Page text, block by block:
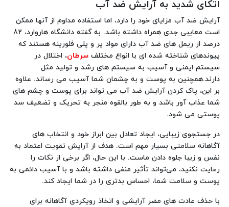
اتکای شدید به آرایش ضد آب
آرایش ضد آب مزایای خود را دارد، اما استفاده مداوم از آنها ممکن
است معایبی جدی همراه داشته باشد. به گفته دانشگاه هاروارد، 82
درصد از ریمل های ضد آب دارای مواد پر و پلی فلورینه هستند که
پیوندهای شناخته شده ای با انواع مختلف سرطان، اختلال در
سیستم ایمنی و آسیب به سیستم های رشد و تولید مثل
دارند.همچنین به پوست و به چشمان شما آسیب می رساند. علاوه
بر این، پاک کردن آرایش ضد آب می تواند برای پوست و چشم های
شما عذاب آور باشد و به طور بالقوه منجر به تحریک و تضعیف سد
پوستی می شود.
در جستجوی زیبایی، ایجاد تعادل بین ابراز خود و انتخاب های
آگاهانه سلامتی بسیار مهم است. هدف از آرایش تقویت اعتماد به
نفس و زیبا جلوه دادن ماست. با این حال، اگر برخی از نکات را
رعایت نکنید، می‌تواند تأثیر منفی داشته باشد و با آسیب دائمی به
پوست و سلامت شما، احساس بدتری را در شما ایجاد کند.
با حذف عادت های مضر آرایشی و اتخاذ رویکردی آگاهانه برای